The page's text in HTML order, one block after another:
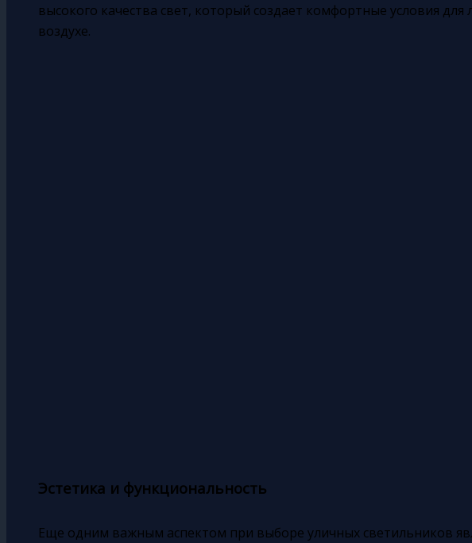
высокого качества свет, который создает комфортные условия
воздухе.
Эстетика и функциональность
Еще одним важным аспектом при выборе уличных светильников